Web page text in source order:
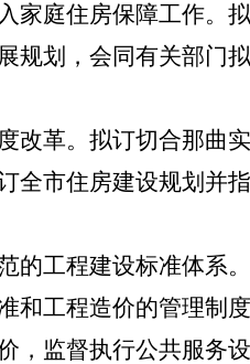
家庭住房保障工作。
规划，会同有关部门
改革。拟订切合那曲
全市住房建设规划并
的工程建设标准体系
和工程造价的管理制
，监督执行公共服务